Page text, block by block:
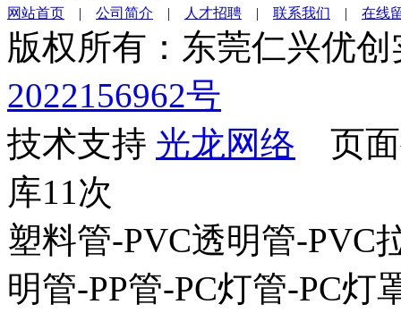
网站首页 | 公司简介 | 人才招聘 | 联系我们 | 在线
版权所有：东莞仁兴优
2022156962号
技术支持 光龙网络 页面
库11次
塑料管-PVC透明管-PVC
明管-PP管-PC灯管-PC灯